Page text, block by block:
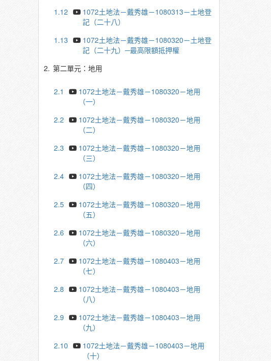
1.12
1072土地法－戴秀雄－1080313－土地登
記（二十八）
1.13
1072土地法－戴秀雄－1080320－土地登
記（二十九）─最高限額抵押權
2. 第二單元：地用
2.1
1072土地法－戴秀雄－1080320－地用
（一）
2.2
1072土地法－戴秀雄－1080320－地用
（二）
2.3
1072土地法－戴秀雄－1080320－地用
（三）
2.4
1072土地法－戴秀雄－1080320－地用
（四）
2.5
1072土地法－戴秀雄－1080320－地用
（五）
2.6
1072土地法－戴秀雄－1080320－地用
（六）
2.7
1072土地法－戴秀雄－1080403－地用
（七）
2.8
1072土地法－戴秀雄－1080403－地用
（八）
2.9
1072土地法－戴秀雄－1080403－地用
（九）
2.10
1072土地法－戴秀雄－1080403－地用
（十）